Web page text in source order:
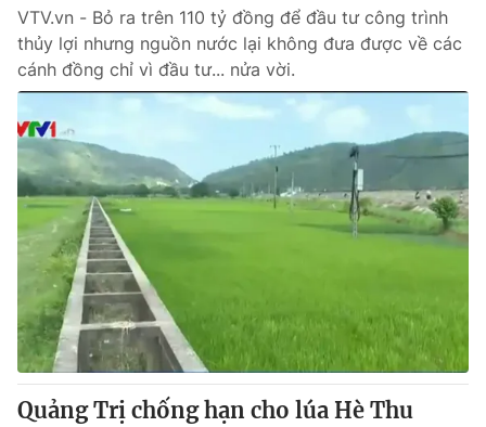
Tổng Biên tập:Vũ Thanh Thủy
Phó Tổng Biên tập:Nguyễn Thị Mỹ Hạnh, Phạm Quốc Thắng,
Nguyễn Trọng Ninh
Tổng đài VTV:024.38 355 931 - 024.38 355 932
Ðiện thoại Thời báo VTV:
024.66 897 897
Email: toasoan@vtv.vn
Liên hệ quảng cáo:024-7300.7108
VTV.vn - Bỏ ra trên 110 tỷ đồng để đầu tư công trình
thủy lợi nhưng nguồn nước lại không đưa được về các
cánh đồng chỉ vì đầu tư... nửa vời.
Quảng Trị chống hạn cho lúa Hè Thu